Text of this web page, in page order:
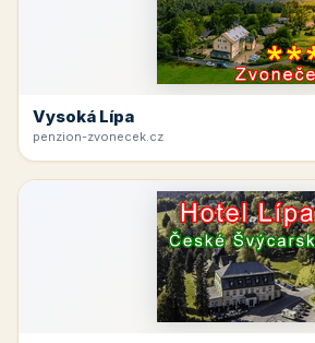
Vysoká Lípa
penzion-zvonecek.cz